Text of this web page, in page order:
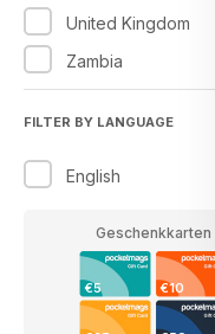
United Kingdom
Zambia
FILTER BY LANGUAGE
English
Geschenkkarten
€5 €10